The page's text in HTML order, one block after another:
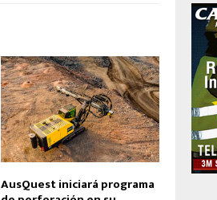
AusQuest iniciará programa